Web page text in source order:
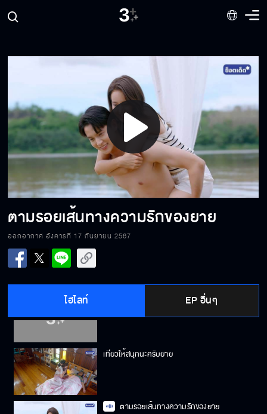
Play
Video
ตามรอยเส้นทางความรักของยาย
ออกอากาศ อังคารที่ 17 กันยายน 2567
ไฮไลท์ EP อื่นๆ
บาดแผลในอดีตมันทำให้ผมได้เรียนรู้
พ่อสัญญาว่าจะเฝ้าดูน้องภูอยู่บนท้องฟ้า
รายงานที่สมองไม่ใช่ความรู้สึก
เที่ยวให้สนุกนะครับยาย
ตามรอยเส้นทางความรักของยาย